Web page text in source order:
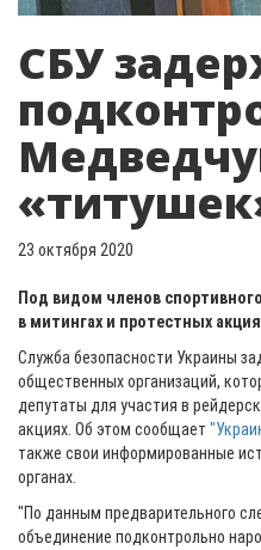
СБУ
23 октября 2020
Под видом членов
в митингах и протестных
Служба безопасности Украины
общественных организаций,
депутаты для участия в
акциях. Об этом сообщает
также свои информированные
органах.
"По данным предварительного
объединение подконтрольно